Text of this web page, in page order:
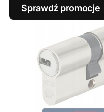
Sprawdź promocje